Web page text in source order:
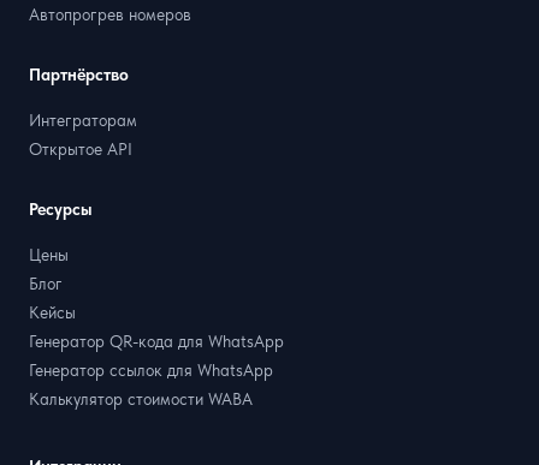
Автопрогрев номеров
Партнёрство
Интеграторам
Открытое API
Ресурсы
Цены
Блог
Кейсы
Генератор QR-кода для WhatsApp
Генератор ссылок для WhatsApp
Калькулятор стоимости WABA